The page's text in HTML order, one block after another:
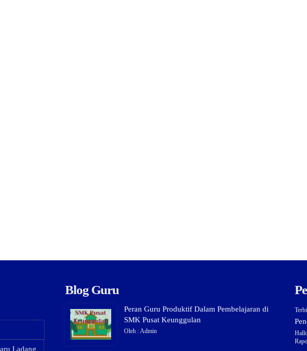
Ladang
Blog Guru
Peran Guru Produktif Dalam Pembelajaran di
SMK Pusat Keunggulan
Oleh : Admin